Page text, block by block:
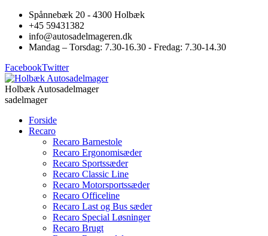
Spånnebæk 20 - 4300 Holbæk
+45 59431382
info@autosadelmageren.dk
Mandag – Torsdag: 7.30-16.30 - Fredag: 7.30-14.30
FacebookTwitter
Holbæk Autosadelmager
sadelmager
Forside
Recaro
Recaro Barnestole
Recaro Ergonomisæder
Recaro Sportssæder
Recaro Classic Line
Recaro Motorsportssæder
Recaro Officeline
Recaro Last og Bus sæder
Recaro Special Løsninger
Recaro Brugt